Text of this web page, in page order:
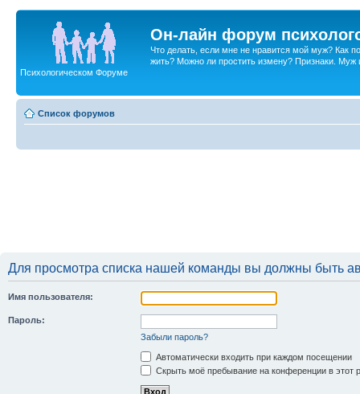
Он-лайн форум
Что делать, если мне не нравится мой муж? Как
жить? Можно ли простить измену? Признаки. Муж
Психологическом Форуме
Список форумов
Для просмотра списка нашей команды вы должны быть
Имя пользователя:
Пароль:
Забыли пароль?
Автоматически входить при каждом посещении
Скрыть моё пребывание на конференции в этот